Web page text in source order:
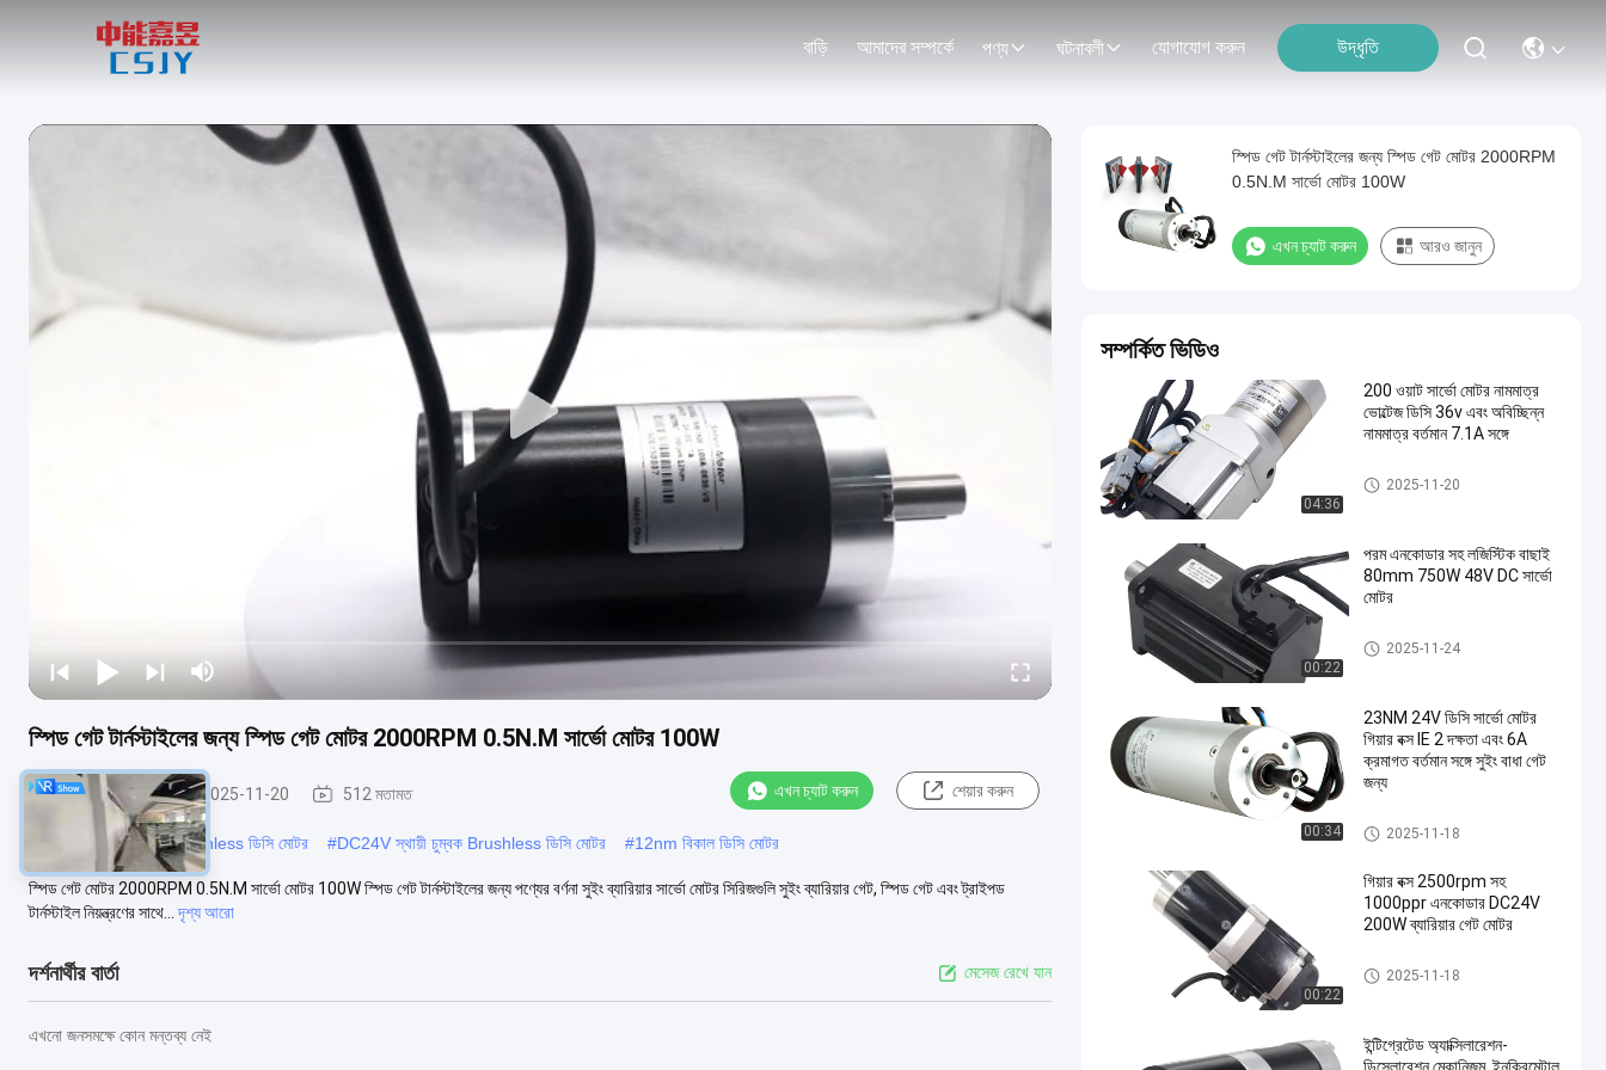
বাড়ি আমাদের সম্পর্কে পণ্য ঘটনাবলী যোগাযোগ করুন উদ্ধৃতি
স্পিড গেট টার্নস্টাইলের জন্য স্পিড গেট মোটর 2000RPM 0.5N.M সার্ভো মোটর 100W
স্পিড গেট মোটরস 2025-11-20 512 মতামত এখন চ্যাট করুন শেয়ার করুন
80Rpm স্থায়ী চুম্বক Brushless ডিসি মোটর #DC24V স্থায়ী চুম্বক Brushless ডিসি মোটর #12nm বিকাল ডিসি মোটর
স্পিড গেট মোটর 2000RPM 0.5N.M সার্ভো মোটর 100W স্পিড গেট টার্নস্টাইলের জন্য পণ্যের বর্ণনা সুইং ব্যারিয়ার সার্ভো মোটর সিরিজগুলি সুইং ব্যারিয়ার গেট, স্পিড গেট এবং ট্রাইপড
টার্নস্টাইল নিয়ন্ত্রণের সাথে...
দৃশ্য আরো
দর্শনার্থীর বার্তা মেসেজ রেখে যান
এখনো জনসমক্ষে কোন মন্তব্য নেই
স্পিড গেট টার্নস্টাইলের জন্য স্পিড গেট মোটর 2000RPM
0.5N.M সার্ভো মোটর 100W
এখন চ্যাট করুন আরও জানুন
সম্পর্কিত ভিডিও
04:36
200 ওয়াট সার্ভো মোটর নামমাত্র
ভোল্টেজ ডিসি 36v এবং অবিচ্ছিন্ন
নামমাত্র বর্তমান 7.1A সঙ্গে
স্পিড গেট মোটরস
2025-11-20
00:22
পরম এনকোডার সহ লজিস্টিক বাছাই
80mm 750W 48V DC সার্ভো
মোটর
AGV Servo মোটর
2025-11-24
00:34
23NM 24V ডিসি সার্ভো মোটর
গিয়ার বক্স IE 2 দক্ষতা এবং 6A
ক্রমাগত বর্তমান সঙ্গে সুইং বাধা গেট
জন্য
ডিসি সার্ভো মোটর
2025-11-18
00:22
গিয়ার বক্স 2500rpm সহ
1000ppr এনকোডার DC24V
200W ব্যারিয়ার গেট মোটর
ব্যারিয়ার গেট মোটর
2025-11-18
ইন্টিগ্রেটেড অ্যাক্সিলারেশন-